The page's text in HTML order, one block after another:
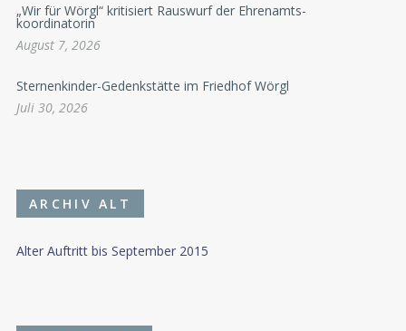
„Wir für Wörgl“ kritisiert Rauswurf der Ehrenamts-
koordinatorin
August 7, 2026
Sternenkinder-Gedenkstätte im Friedhof Wörgl
Juli 30, 2026
ARCHIV ALT
Alter Auftritt bis September 2015